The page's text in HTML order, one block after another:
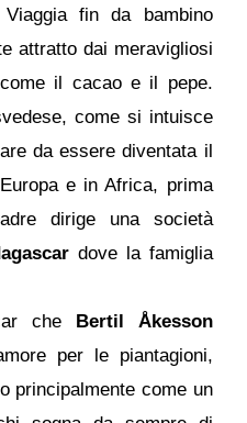
fin da bambino
attratto dai meravigliosi
il cacao e il pepe.
come si intuisce
da essere diventata il
e in Africa, prima
dirige una società
dove la famiglia
che Bertil Åkesson
per le piantagioni,
principalmente come un